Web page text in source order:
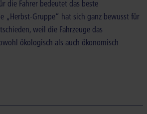
die Fahrer bedeutet das beste
„Herbst-Gruppe“ hat sich ganz bewusst für
weil die Fahrzeuge das
ökologisch als auch ökonomisch